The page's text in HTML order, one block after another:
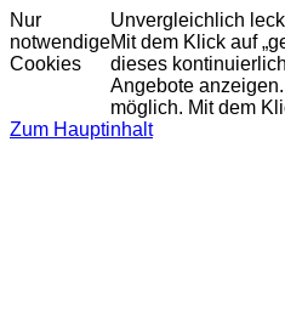
Nur
notwendige
Cookies
Unvergleichlich
Mit dem Klick auf
dieses
Angebote
möglich. Mit dem
Zum Hauptinhalt